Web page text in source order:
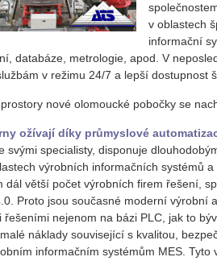
v oblastech
informační
databáze, metrologie, apod. V
v režimu 24/7 a lepší dostupnost
nové olomoucké pobočky se
ožívají díky průmyslové
svými specialisty, disponuje
výrobních informačních systémů
dál větší počet výrobních firem řešení,
Proto jsou současné moderní výrobní
řešeními nejenom na bázi PLC, jak to
náklady související s kvalitou,
informačním systémům MES.